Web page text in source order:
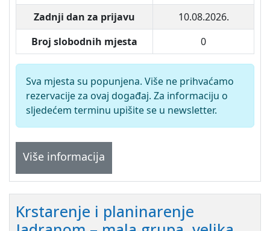
Zadnji dan za prijavu
10.08.2026.
Broj slobodnih mjesta
0
Sva mjesta su popunjena. Više ne prihvaćamo
rezervacije za ovaj događaj. Za informaciju o
sljedećem terminu upišite se u newsletter.
Više informacija
Krstarenje i planinarenje